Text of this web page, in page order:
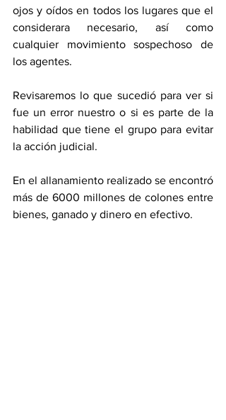
ojos y oídos en todos los lugares que el
considerara necesario, así como
cualquier movimiento sospechoso de
los agentes.
Revisaremos lo que sucedió para ver si
fue un error nuestro o si es parte de la
habilidad que tiene el grupo para evitar
la acción judicial.
En el allanamiento realizado se encontró
más de 6000 millones de colones entre
bienes, ganado y dinero en efectivo.